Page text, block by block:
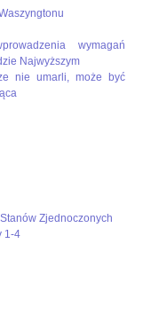
wymagań
Najwyższym
nie umarli, może być
Zjednoczonych
1-4